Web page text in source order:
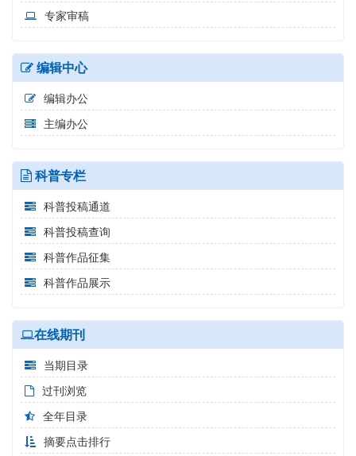
专家审稿
编辑中心
编辑办公
主编办公
科普专栏
科普投稿通道
科普投稿查询
科普作品征集
科普作品展示
在线期刊
当期目录
过刊浏览
全年目录
摘要点击排行